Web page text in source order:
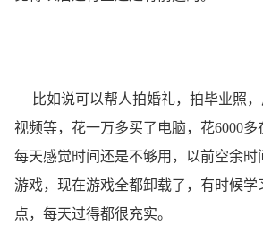
比如说可以帮人拍婚礼，拍毕业照，
视频等，花一万多买了电脑，花6000多
每天感觉时间还是不够用，以前空余时
游戏，现在游戏全都卸载了，有时候学
点，每天过得都很充实。